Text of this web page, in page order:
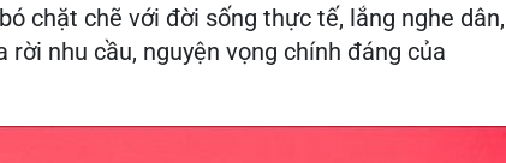
chặt chẽ với đời sống thực tế, lắng nghe dân,
nhu cầu, nguyện vọng chính đáng của